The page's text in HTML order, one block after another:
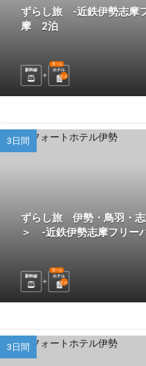
ずらし旅 -近鉄伊勢志摩
摩 2泊
新幹線 ホテル
選べる
2泊
3日間
ずらし旅 伊勢・鳥羽・
＞ -近鉄伊勢志摩フリー
新幹線 ホテル
選べる
2泊
3日間